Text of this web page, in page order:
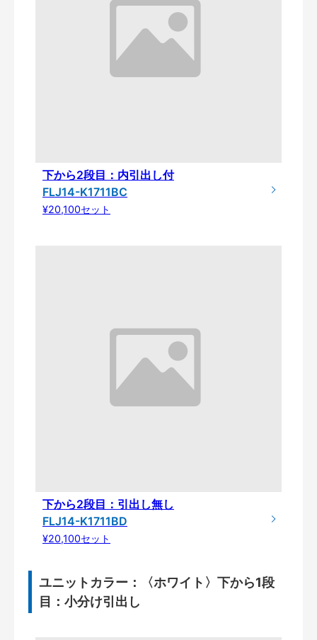
下から2段目：内引出し付
FLJ14-K1711BC
¥20,100セット
下から2段目：引出し無し
FLJ14-K1711BD
¥20,100セット
ユニットカラー：〈ホワイト〉下から1段
目：小分け引出し